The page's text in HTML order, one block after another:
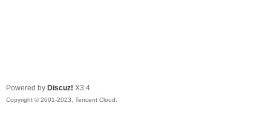
Powered by Discuz! X3.4
Copyright © 2001-2023, Tencent Cloud.